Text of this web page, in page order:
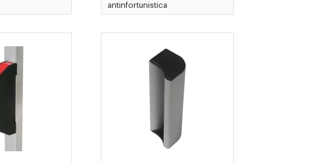
antinfortunistica